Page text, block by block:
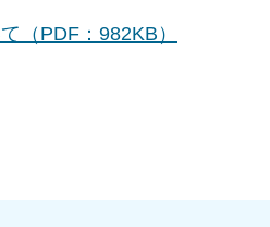
（PDF：982KB）